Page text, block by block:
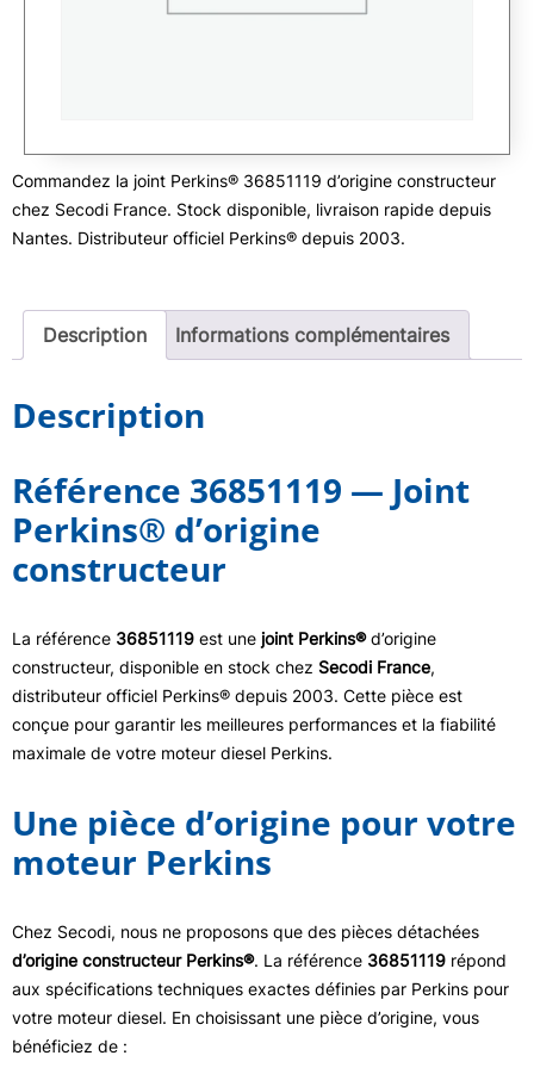
Commandez la joint Perkins® 36851119 d’origine constructeur
chez Secodi France. Stock disponible, livraison rapide depuis
Nantes. Distributeur officiel Perkins® depuis 2003.
Description Informations complémentaires
Description
Référence 36851119 — Joint
Perkins® d’origine
constructeur
La référence 36851119 est une joint Perkins®d’origine
constructeur, disponible en stock chez Secodi France,
distributeur officiel Perkins® depuis 2003. Cette pièce est
conçue pour garantir les meilleures performances et la fiabilité
maximale de votre moteur diesel Perkins.
Une pièce d’origine pour votre
moteur Perkins
Chez Secodi, nous ne proposons que des pièces détachées
d’origine constructeur Perkins®. La référence 36851119 répond
aux spécifications techniques exactes définies par Perkins pour
votre moteur diesel. En choisissant une pièce d’origine, vous
bénéficiez de :